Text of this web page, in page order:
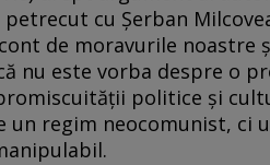
petrecut cu Şerban
de moravurile
nu este vorba despre o
politice şi
un regim neocomunist, ci